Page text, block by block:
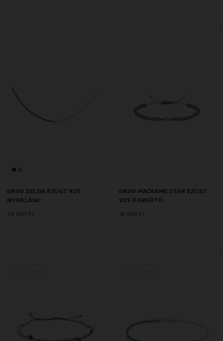
GRAV ZELDA EZÜST 925
NYAKLÁNC
24 900 Ft
GRAV MACRAME STAR EZÜST
925 KARKÖTŐ
18 900 Ft